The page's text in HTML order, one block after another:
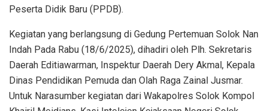
Peserta Didik Baru (PPDB).
Kegiatan yang berlangsung di Gedung Pertemuan Solok Nan
Indah Pada Rabu (18/6/2025), dihadiri oleh Plh. Sekretaris
Daerah Editiawarman, Inspektur Daerah Dery Akmal, Kepala
Dinas Pendidikan Pemuda dan Olah Raga Zainal Jusmar.
Untuk Narasumber kegiatan dari Wakapolres Solok Kompol